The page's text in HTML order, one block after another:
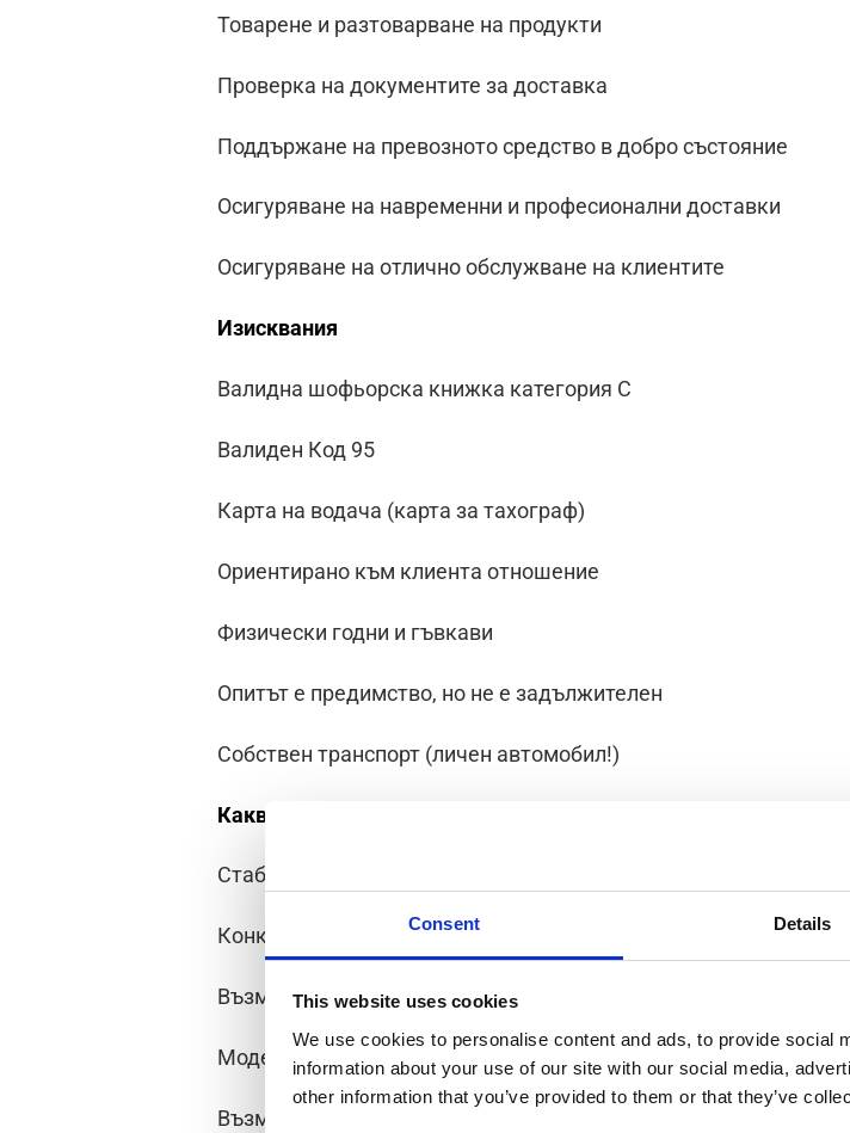
Consent Details
This website uses cookies
We use cookies to personalise content and ads, to provide social
information about your use of our site with our social media,
other information that you’ve provided to them or that they’ve
Товарене и разтоварване на продукти
Проверка на документите за доставка
Поддържане на превозното средство в добро състояние
Осигуряване на навременни и професионални доставки
Осигуряване на отлично обслужване на клиентите
Изисквания
Валидна шофьорска книжка категория C
Валиден Код 95
Карта на водача (карта за тахограф)
Ориентирано към клиента отношение
Физически годни и гъвкави
Опитът е предимство, но не е задължителен
Собствен транспорт (личен автомобил!)
Какво предлагаме
Стабилна работа на пълен работен ден
Конкурентно заплащане с допълнителни надбавки
Възможност за извънреден труд
Модерен автопарк и оборудване
Възможности за обучение и кариерно развитие